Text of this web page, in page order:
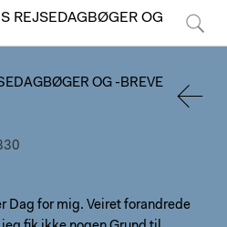
REJSEDAGBØGER OG
OG -BREVE
Dag for mig. Veiret forandrede